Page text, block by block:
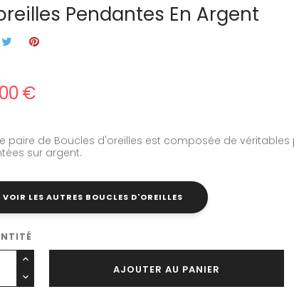
Pendantes En Argent
€
paire de Boucles d'oreilles est composée de véritables
sur argent.
VOIR LES AUTRES BOUCLES D'OREILLES
AJOUTER AU PANIER